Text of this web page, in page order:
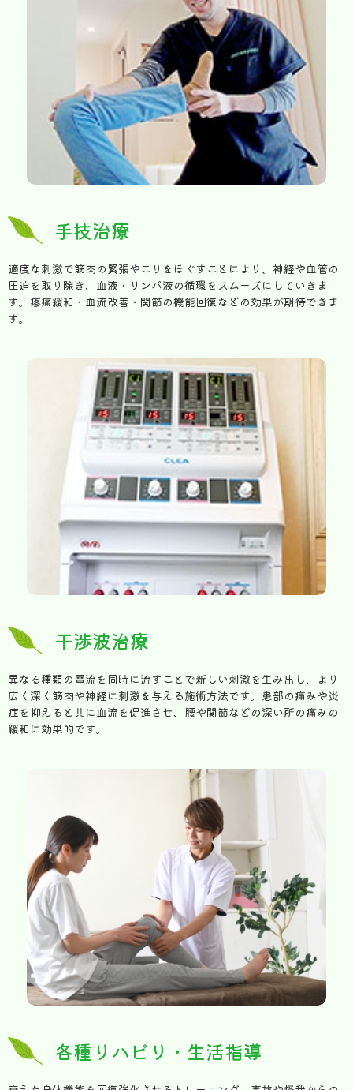
手技治療
適度な刺激で筋肉の緊張やこりをほぐすことにより、神経や血管の
圧迫を取り除き、血液・リンパ液の循環をスムーズにしていきま
す。疼痛緩和・血流改善・関節の機能回復などの効果が期待できま
す。
干渉波治療
異なる種類の電流を同時に流すことで新しい刺激を生み出し、より
広く深く筋肉や神経に刺激を与える施術方法です。患部の痛みや炎
症を抑えると共に血流を促進させ、腰や関節などの深い所の痛みの
緩和に効果的です。
各種リハビリ・生活指導